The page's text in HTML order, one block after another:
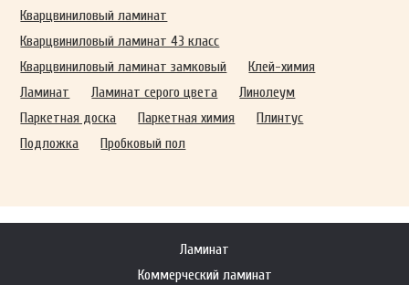
Кварцвиниловый ламинат
Кварцвиниловый ламинат 43 класс
Кварцвиниловый ламинат замковый
Клей-химия
Ламинат
Ламинат серого цвета
Линолеум
Паркетная доска
Паркетная химия
Плинтус
Подложка
Пробковый пол
Ламинат
Коммерческий ламинат